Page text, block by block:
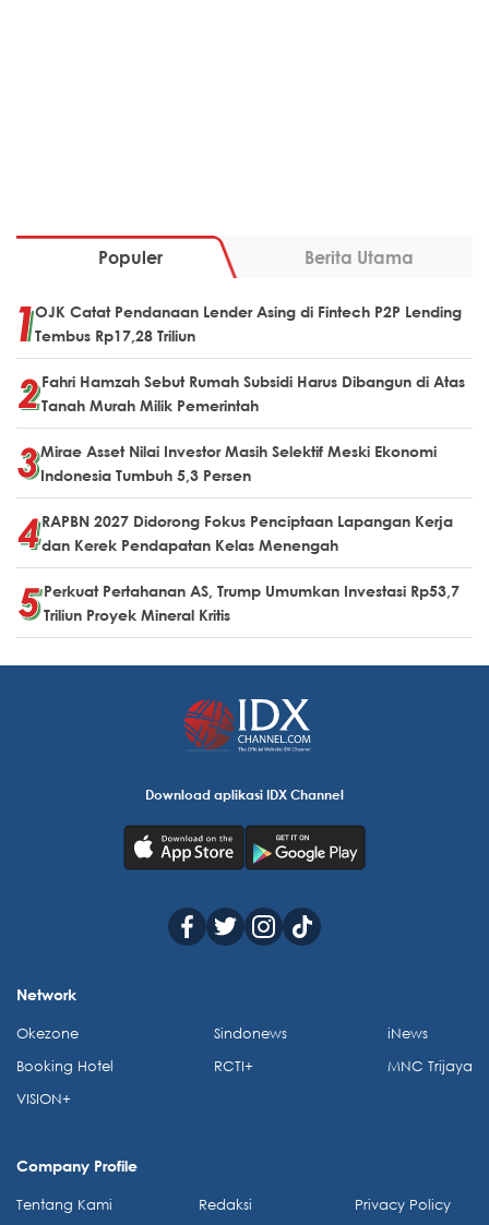
Populer Berita Utama
OJK Catat Pendanaan Lender Asing di Fintech P2P Lending
Tembus Rp17,28 Triliun
Fahri Hamzah Sebut Rumah Subsidi Harus Dibangun di Atas
Tanah Murah Milik Pemerintah
Mirae Asset Nilai Investor Masih Selektif Meski Ekonomi
Indonesia Tumbuh 5,3 Persen
RAPBN 2027 Didorong Fokus Penciptaan Lapangan Kerja
dan Kerek Pendapatan Kelas Menengah
Perkuat Pertahanan AS, Trump Umumkan Investasi Rp53,7
Triliun Proyek Mineral Kritis
Download aplikasi IDX Channel
Network
Okezone
Booking Hotel
VISION+
Sindonews
RCTI+
iNews
MNC Trijaya
Company Profile
Tentang Kami Redaksi Privacy Policy